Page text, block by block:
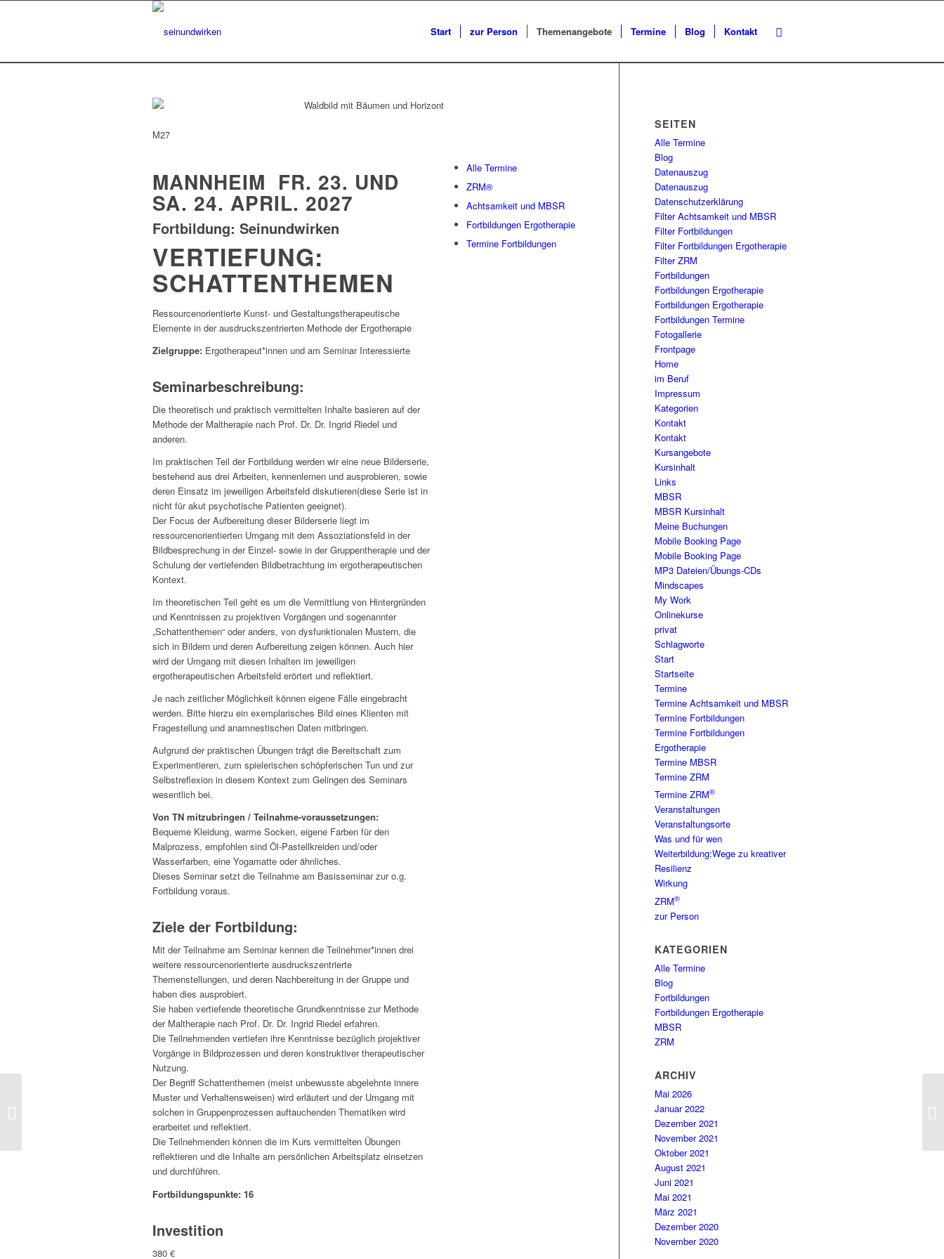
Start zur Person Themenangebote Termine Blog Kontakt
M27
MANNHEIM FR. 23. UND
SA. 24. APRIL. 2027
Fortbildung: Seinundwirken
VERTIEFUNG:
SCHATTENTHEMEN
Ressourcenorientierte Kunst- und Gestaltungstherapeutische
Elemente in der ausdruckszentrierten Methode der Ergotherapie
Zielgruppe: Ergotherapeut*innen und am Seminar Interessierte
Seminarbeschreibung:
Die theoretisch und praktisch vermittelten Inhalte basieren auf der
Methode der Maltherapie nach Prof. Dr. Dr. Ingrid Riedel und
anderen.
Im praktischen Teil der Fortbildung werden wir eine neue Bilderserie,
bestehend aus drei Arbeiten, kennenlernen und ausprobieren, sowie
deren Einsatz im jeweiligen Arbeitsfeld diskutieren(diese Serie ist in
nicht für akut psychotische Patienten geeignet).
Der Focus der Aufbereitung dieser Bilderserie liegt im
ressourcenorientierten Umgang mit dem Assoziationsfeld in der
Bildbesprechung in der Einzel- sowie in der Gruppentherapie und der
Schulung der vertiefenden Bildbetrachtung im ergotherapeutischen
Kontext.
Im theoretischen Teil geht es um die Vermittlung von Hintergründen
und Kenntnissen zu projektiven Vorgängen und sogenannter
„Schattenthemen“ oder anders, von dysfunktionalen Mustern, die
sich in Bildern und deren Aufbereitung zeigen können. Auch hier
wird der Umgang mit diesen Inhalten im jeweiligen
ergotherapeutischen Arbeitsfeld erörtert und reflektiert.
Je nach zeitlicher Möglichkeit können eigene Fälle eingebracht
werden. Bitte hierzu ein exemplarisches Bild eines Klienten mit
Fragestellung und anamnestischen Daten mitbringen.
Aufgrund der praktischen Übungen trägt die Bereitschaft zum
Experimentieren, zum spielerischen schöpferischen Tun und zur
Selbstreflexion in diesem Kontext zum Gelingen des Seminars
wesentlich bei.
Von TN mitzubringen / Teilnahme-voraussetzungen:
Bequeme Kleidung, warme Socken, eigene Farben für den
Malprozess, empfohlen sind Öl-Pastellkreiden und/oder
Wasserfarben, eine Yogamatte oder ähnliches.
Dieses Seminar setzt die Teilnahme am Basisseminar zur o.g.
Fortbildung voraus.
Ziele der Fortbildung:
Mit der Teilnahme am Seminar kennen die Teilnehmer*innen drei
weitere ressourcenorientierte ausdruckszentrierte
Themenstellungen, und deren Nachbereitung in der Gruppe und
haben dies ausprobiert.
Sie haben vertiefende theoretische Grundkenntnisse zur Methode
der Maltherapie nach Prof. Dr. Dr. Ingrid Riedel erfahren.
Die Teilnehmenden vertiefen ihre Kenntnisse bezüglich projektiver
Vorgänge in Bildprozessen und deren konstruktiver therapeutischer
Nutzung.
Der Begriff Schattenthemen (meist unbewusste abgelehnte innere
Muster und Verhaltensweisen) wird erläutert und der Umgang mit
solchen in Gruppenprozessen auftauchenden Thematiken wird
erarbeitet und reflektiert.
Die Teilnehmenden können die im Kurs vermittelten Übungen
reflektieren und die Inhalte am persönlichen Arbeitsplatz einsetzen
und durchführen.
Fortbildungspunkte: 16
Investition
380 €
Alle Termine
ZRM®
Achtsamkeit und MBSR
Fortbildungen Ergotherapie
Termine Fortbildungen
SEITEN
Alle Termine
Blog
Datenauszug
Datenauszug
Datenschutzerklärung
Filter Achtsamkeit und MBSR
Filter Fortbildungen
Filter Fortbildungen Ergotherapie
Filter ZRM
Fortbildungen
Fortbildungen Ergotherapie
Fortbildungen Ergotherapie
Fortbildungen Termine
Fotogallerie
Frontpage
Home
im Beruf
Impressum
Kategorien
Kontakt
Kontakt
Kursangebote
Kursinhalt
Links
MBSR
MBSR Kursinhalt
Meine Buchungen
Mobile Booking Page
Mobile Booking Page
MP3 Dateien/Übungs-CDs
Mindscapes
My Work
Onlinekurse
privat
Schlagworte
Start
Startseite
Termine
Termine Achtsamkeit und MBSR
Termine Fortbildungen
Termine Fortbildungen
Ergotherapie
Termine MBSR
Termine ZRM
Termine ZRM®
Veranstaltungen
Veranstaltungsorte
Was und für wen
Weiterbildung:Wege zu kreativer
Resilienz
Wirkung
ZRM®
zur Person
KATEGORIEN
Alle Termine
Blog
Fortbildungen
Fortbildungen Ergotherapie
MBSR
ZRM
ARCHIV
Mai 2026
Januar 2022
Dezember 2021
November 2021
Oktober 2021
August 2021
Juni 2021
Mai 2021
März 2021
Dezember 2020
November 2020